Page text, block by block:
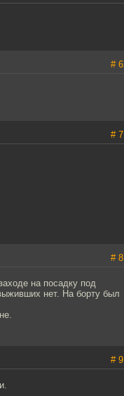
# 6
# 7
# 8
на посадку под
нет. На борту был
# 9